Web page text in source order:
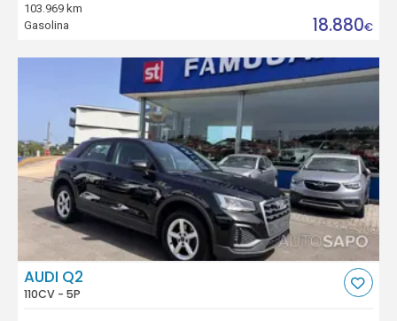
103.969 km
Gasolina
18.880€
AUDI Q2
110CV - 5P